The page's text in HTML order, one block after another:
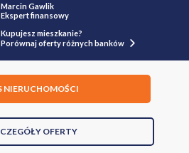
Marcin Gawlik
Ekspert finansowy
Kupujesz mieszkanie?
Porównaj oferty różnych banków
NIERUCHOMOŚCI
OFERTY